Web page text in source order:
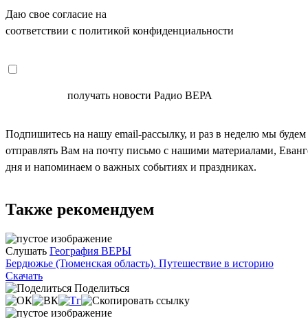
Даю свое согласие на
соответствии с политикой конфиденциальности
получать новости Радио ВЕРА
Подпишитесь на нашу email-рассылку, и раз в неделю мы будем
отправлять Вам на почту письмо с нашими материалами,
дня и напоминаем о важных событиях и праздниках.
Также рекомендуем
Слушать География ВЕРЫ
Бердюжье (Тюменская область). Путешествие в историю
Скачать
Поделиться